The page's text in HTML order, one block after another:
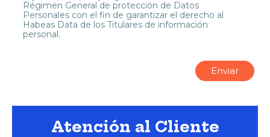
Régimen General de protección de Datos
Personales con el fin de garantizar el derecho al
Habeas Data de los Titulares de información
personal.
Cesce Colombia S.A. Compañía de Seguros
Enviar
Atención al Cliente